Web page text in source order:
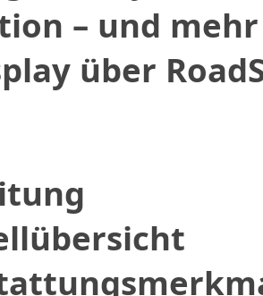
– und mehr
über